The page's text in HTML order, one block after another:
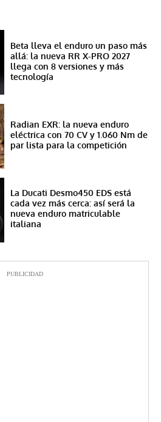
Beta lleva el enduro un paso más
allá: la nueva RR X-PRO 2027
llega con 8 versiones y más
tecnología
Radian EXR: la nueva enduro
eléctrica con 70 CV y 1.060 Nm de
par lista para la competición
La Ducati Desmo450 EDS está
cada vez más cerca: así será la
nueva enduro matriculable
italiana
PUBLICIDAD